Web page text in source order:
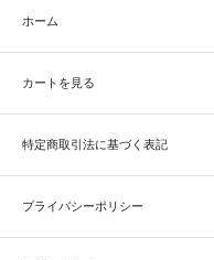
ホーム
カートを見る
特定商取引法に基づく表記
プライバシーポリシー